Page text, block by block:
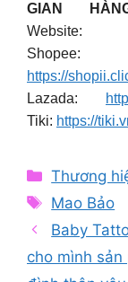
GIAN
Shopee:
https://
Lazada:
Tiki: https://
Categories
Thương
Tags
Mao Bảo
Baby
cho mình